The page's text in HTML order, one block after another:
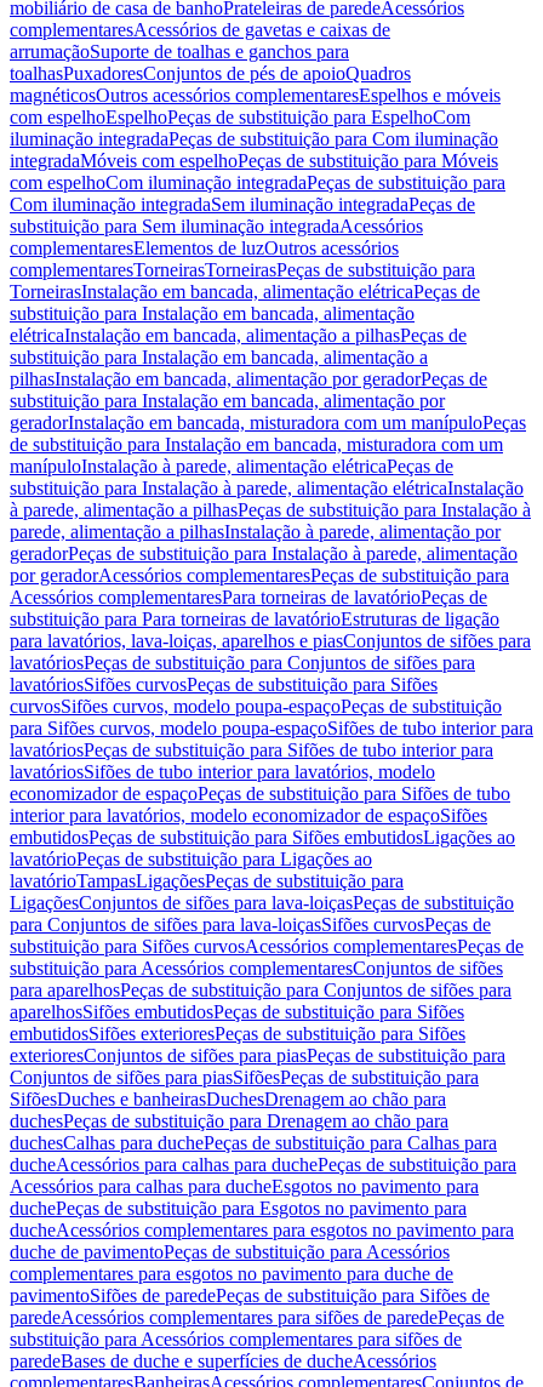
mobiliário de casa de banhoPrateleiras de paredeAcessórios
complementaresAcessórios de gavetas e caixas de
arrumaçãoSuporte de toalhas e ganchos para
toalhasPuxadoresConjuntos de pés de apoioQuadros
magnéticosOutros acessórios complementaresEspelhos e móveis
com espelhoEspelhoPeças de substituição para EspelhoCom
iluminação integradaPeças de substituição para Com iluminação
integradaMóveis com espelhoPeças de substituição para Móveis
com espelhoCom iluminação integradaPeças de substituição para
Com iluminação integradaSem iluminação integradaPeças de
substituição para Sem iluminação integradaAcessórios
complementaresElementos de luzOutros acessórios
complementaresTorneirasTorneirasPeças de substituição para
TorneirasInstalação em bancada, alimentação elétricaPeças de
substituição para Instalação em bancada, alimentação
elétricaInstalação em bancada, alimentação a pilhasPeças de
substituição para Instalação em bancada, alimentação a
pilhasInstalação em bancada, alimentação por geradorPeças de
substituição para Instalação em bancada, alimentação por
geradorInstalação em bancada, misturadora com um manípuloPeças
de substituição para Instalação em bancada, misturadora com um
manípuloInstalação à parede, alimentação elétricaPeças de
substituição para Instalação à parede, alimentação elétricaInstalação
à parede, alimentação a pilhasPeças de substituição para Instalação à
parede, alimentação a pilhasInstalação à parede, alimentação por
geradorPeças de substituição para Instalação à parede, alimentação
por geradorAcessórios complementaresPeças de substituição para
Acessórios complementaresPara torneiras de lavatórioPeças de
substituição para Para torneiras de lavatórioEstruturas de ligação
para lavatórios, lava-loiças, aparelhos e piasConjuntos de sifões para
lavatóriosPeças de substituição para Conjuntos de sifões para
lavatóriosSifões curvosPeças de substituição para Sifões
curvosSifões curvos, modelo poupa-espaçoPeças de substituição
para Sifões curvos, modelo poupa-espaçoSifões de tubo interior para
lavatóriosPeças de substituição para Sifões de tubo interior para
lavatóriosSifões de tubo interior para lavatórios, modelo
economizador de espaçoPeças de substituição para Sifões de tubo
interior para lavatórios, modelo economizador de espaçoSifões
embutidosPeças de substituição para Sifões embutidosLigações ao
lavatórioPeças de substituição para Ligações ao
lavatórioTampasLigaçõesPeças de substituição para
LigaçõesConjuntos de sifões para lava-loiçasPeças de substituição
para Conjuntos de sifões para lava-loiçasSifões curvosPeças de
substituição para Sifões curvosAcessórios complementaresPeças de
substituição para Acessórios complementaresConjuntos de sifões
para aparelhosPeças de substituição para Conjuntos de sifões para
aparelhosSifões embutidosPeças de substituição para Sifões
embutidosSifões exterioresPeças de substituição para Sifões
exterioresConjuntos de sifões para piasPeças de substituição para
Conjuntos de sifões para piasSifõesPeças de substituição para
SifõesDuches e banheirasDuchesDrenagem ao chão para
duchesPeças de substituição para Drenagem ao chão para
duchesCalhas para duchePeças de substituição para Calhas para
ducheAcessórios para calhas para duchePeças de substituição para
Acessórios para calhas para ducheEsgotos no pavimento para
duchePeças de substituição para Esgotos no pavimento para
ducheAcessórios complementares para esgotos no pavimento para
duche de pavimentoPeças de substituição para Acessórios
complementares para esgotos no pavimento para duche de
pavimentoSifões de paredePeças de substituição para Sifões de
paredeAcessórios complementares para sifões de paredePeças de
substituição para Acessórios complementares para sifões de
paredeBases de duche e superfícies de ducheAcessórios
complementaresBanheirasAcessórios complementaresConjuntos de